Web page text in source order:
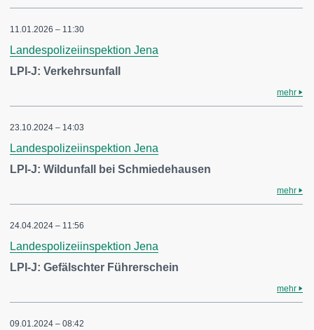
11.01.2026 – 11:30
Landespolizeiinspektion Jena
LPI-J: Verkehrsunfall
mehr
23.10.2024 – 14:03
Landespolizeiinspektion Jena
LPI-J: Wildunfall bei Schmiedehausen
mehr
24.04.2024 – 11:56
Landespolizeiinspektion Jena
LPI-J: Gefälschter Führerschein
mehr
09.01.2024 – 08:42